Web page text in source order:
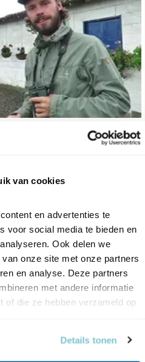
van cookies
en advertenties te
voor social media te bieden en
Ook delen we
onze site met onze partners
en analyse. Deze partners
met andere informatie
of die ze hebben verzameld op
Details tonen
zijn er op de wereld.